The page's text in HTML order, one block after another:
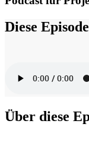
Diese
Über diese